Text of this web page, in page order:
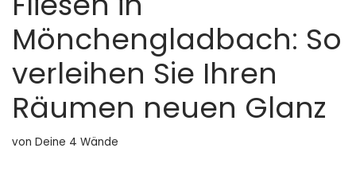
Mönchengladbach: So
verleihen Sie Ihren
Räumen neuen Glanz
von Deine 4 Wände